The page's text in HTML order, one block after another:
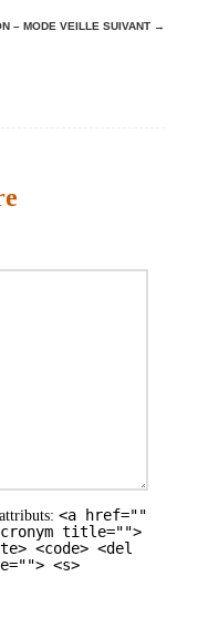
– MODE VEILLE SUIVANT →
<a href=""
title="">
<code> <del
<s>